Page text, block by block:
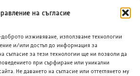
на съгласие
изживяване, използваме технологии
и/или достъп до информация за
съгласие за тези технологии ще ни позволи да
при сърфиране или уникални
Не даването на съгласие или оттеглянето му
защо Genesis вярва, че
ще успее там, където
са се провалили, Донкерволке
Той подчерта, че постигнатото
години е без аналог и това е